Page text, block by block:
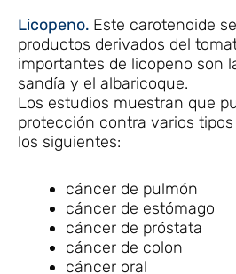
Licopeno. Este carotenoide
productos derivados del
importantes de licopeno son
sandía y el albaricoque.
Los estudios muestran que
protección contra varios
los siguientes:
cáncer de pulmón
cáncer de estómago
cáncer de próstata
cáncer de colon
cáncer oral